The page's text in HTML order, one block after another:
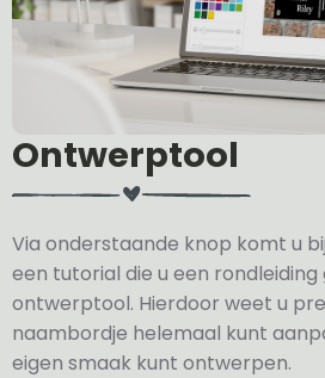
Ontwerptool
Via onderstaande knop komt u
een tutorial die u een
ontwerptool. Hierdoor weet u
naambordje helemaal kunt
eigen smaak kunt ontwerpen.